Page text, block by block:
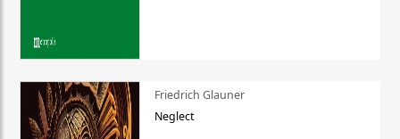
Friedrich Glauner
Neglect